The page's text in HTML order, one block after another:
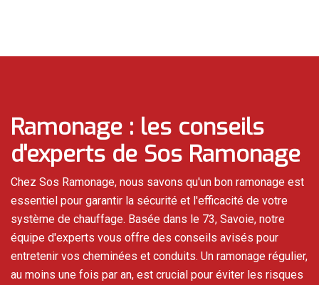
Ramonage : les conseils
d'experts de Sos Ramonage
Chez Sos Ramonage, nous savons qu'un bon ramonage est
essentiel pour garantir la sécurité et l'efficacité de votre
système de chauffage. Basée dans le 73, Savoie, notre
équipe d'experts vous offre des conseils avisés pour
entretenir vos cheminées et conduits. Un ramonage régulier,
au moins une fois par an, est crucial pour éviter les risques